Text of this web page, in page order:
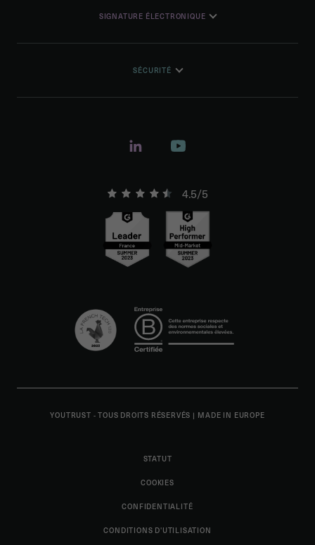
SIGNATURE ÉLECTRONIQUE
SÉCURITÉ
4.5/5
YOUTRUST - TOUS DROITS RÉSERVÉS | MADE IN EUROPE
STATUT
COOKIES
CONFIDENTIALITÉ
CONDITIONS D'UTILISATION